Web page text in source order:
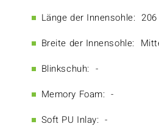
Länge der Innensohle:
Breite der Innensohle:
Blinkschuh: -
Memory Foam: -
Soft PU Inlay: -